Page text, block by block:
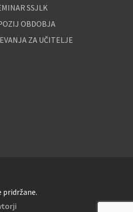
SSJLK
OBDOBJA
ZA UČITELJE
pridržane.